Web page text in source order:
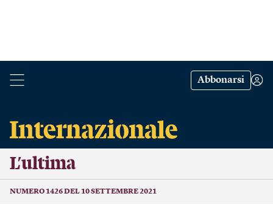
Abbonarsi
L’ultima
NUMERO 1426 DEL 10 SETTEMBRE 2021